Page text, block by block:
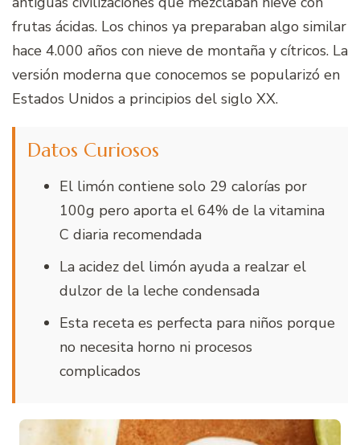
frutas ácidas. Los chinos ya preparaban algo similar
hace 4.000 años con nieve de montaña y cítricos. La
versión moderna que conocemos se popularizó en
Estados Unidos a principios del siglo XX.
Datos Curiosos
El limón contiene solo 29 calorías por
100g pero aporta el 64% de la vitamina
C diaria recomendada
La acidez del limón ayuda a realzar el
dulzor de la leche condensada
Esta receta es perfecta para niños porque
no necesita horno ni procesos
complicados